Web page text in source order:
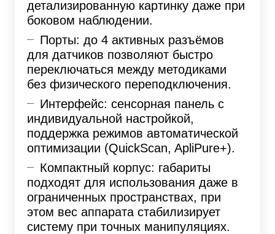
детализированную картинку даже при
боковом наблюдении.
Порты: до 4 активных разъёмов
для датчиков позволяют быстро
переключаться между методиками
без физического переподключения.
Интерфейс: сенсорная панель с
индивидуальной настройкой,
поддержка режимов автоматической
оптимизации (QuickScan, ApliPure+).
Компактный корпус: габариты
подходят для использования даже в
ограниченных пространствах, при
этом вес аппарата стабилизирует
систему при точных манипуляциях.